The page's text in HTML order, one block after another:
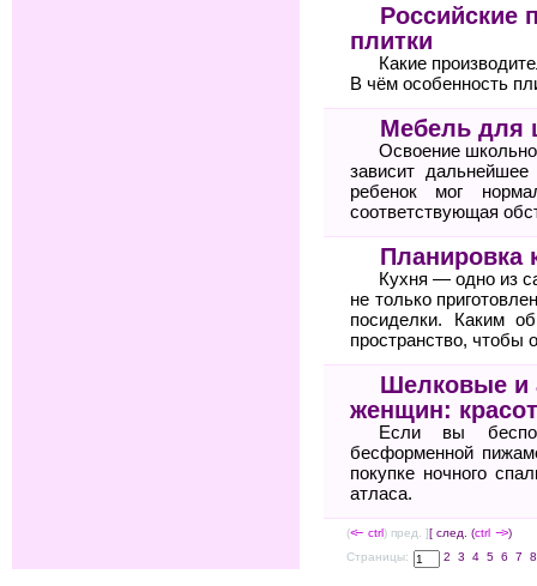
Российские
плитки
Какие
В чём особенность
Мебель для
Освоение
зависит
ребенок мог
соответствующая
Планировка
Кухня — одно из
не только
посиделки. Каким
пространство,
Шелковые и
женщин:
Если вы
бесформенной
покупке ночного
атласа.
(<-- ctrl) пред. ][ след. (ctrl --> )
Страницы:
2 3 4 5 6 7 8